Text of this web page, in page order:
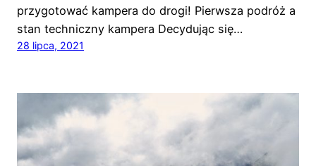
przygotować kampera do drogi! Pierwsza podróż a
stan techniczny kampera Decydując się…
28 lipca, 2021